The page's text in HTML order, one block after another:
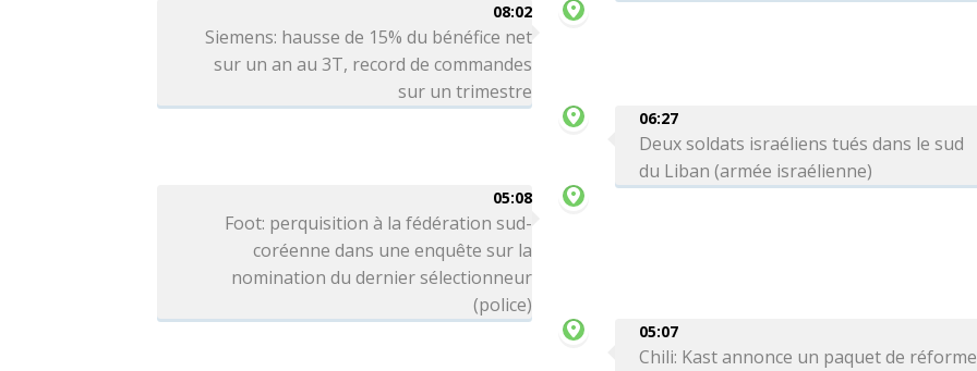
08:02
Siemens: hausse de 15% du bénéfice net
sur un an au 3T, record de commandes
sur un trimestre
06:27
Deux soldats israéliens tués dans le sud
du Liban (armée israélienne)
05:08
Foot: perquisition à la fédération sud-
coréenne dans une enquête sur la
nomination du dernier sélectionneur
(police)
05:07
Chili: Kast annonce un paquet de